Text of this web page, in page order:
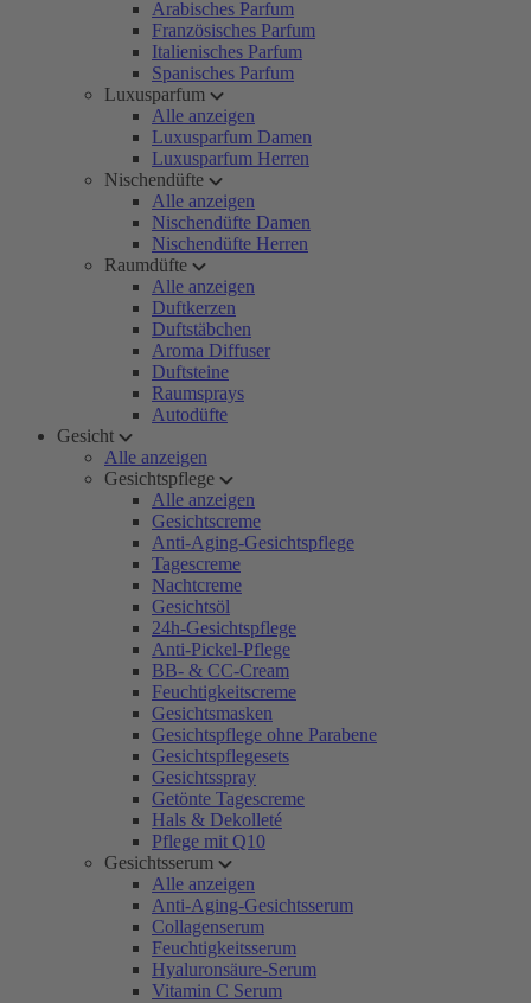
Arabisches Parfum
Französisches Parfum
Italienisches Parfum
Spanisches Parfum
Luxusparfum
Alle anzeigen
Luxusparfum Damen
Luxusparfum Herren
Nischendüfte
Alle anzeigen
Nischendüfte Damen
Nischendüfte Herren
Raumdüfte
Alle anzeigen
Duftkerzen
Duftstäbchen
Aroma Diffuser
Duftsteine
Raumsprays
Autodüfte
Gesicht
Alle anzeigen
Gesichtspflege
Alle anzeigen
Gesichtscreme
Anti-Aging-Gesichtspflege
Tagescreme
Nachtcreme
Gesichtsöl
24h-Gesichtspflege
Anti-Pickel-Pflege
BB- & CC-Cream
Feuchtigkeitscreme
Gesichtsmasken
Gesichtspflege ohne Parabene
Gesichtspflegesets
Gesichtsspray
Getönte Tagescreme
Hals & Dekolleté
Pflege mit Q10
Gesichtsserum
Alle anzeigen
Anti-Aging-Gesichtsserum
Collagenserum
Feuchtigkeitsserum
Hyaluronsäure-Serum
Vitamin C Serum